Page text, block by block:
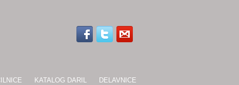
KATALOG DARIL DELAVNICE